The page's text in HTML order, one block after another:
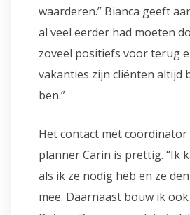
waarderen.” Bianca geeft
al veel eerder had moeten
zoveel positiefs voor terug
vakanties zijn cliënten altijd
ben.”
Het contact met coördinator
planner Carin is prettig. “Ik
als ik ze nodig heb en ze
mee. Daarnaast bouw ik